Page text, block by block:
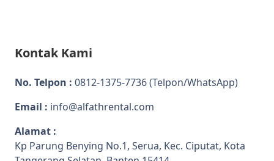
Kontak Kami
No. Telpon : 0812-1375-7736(Telpon/WhatsApp)
Email : info@alfathrental.com
Alamat :
Kp Parung Benying No.1, Serua, Kec. Ciputat, Kota